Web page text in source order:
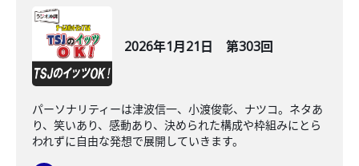
2026年1月21日 第303回
パーソナリティーは津波信一、小渡俊彰、ナツコ。ネタあ
り、笑いあり、感動あり、決められた構成や枠組みにとら
われずに自由な発想で展開していきます。